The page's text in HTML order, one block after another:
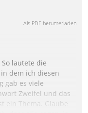
Als PDF herunterladen
lautete die
in dem ich diesen
gab es viele
Zweifel und das
ein Thema. Glaube